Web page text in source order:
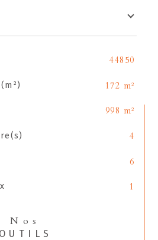
44850
172 m²
998 m²
4
6
1
Nos
OUTILS